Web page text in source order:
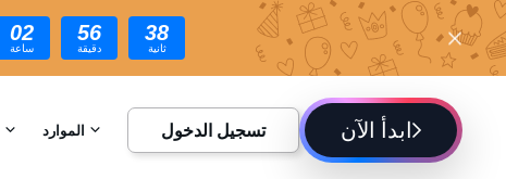
02
ساعة
56
دقيقة
36
ثانية
الموارد تسجيل الدخول ابدأ الآن